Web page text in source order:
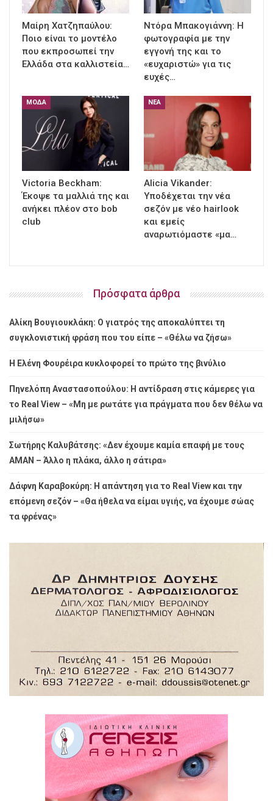
Μαίρη Χατζηπαύλου:
Ποιο είναι το μοντέλο
που εκπροσωπεί την
Ελλάδα στα καλλιστεία…
Ντόρα Μπακογιάννη: Η
φωτογραφία με την
εγγονή της και το
«ευχαριστώ» για τις
ευχές…
ΜΌΔΑ
Victoria Beckham:
Έκοψε τα μαλλιά της και
ανήκει πλέον στο bob
club
ΝΈΑ
Alicia Vikander:
Υποδέχεται την νέα
σεζόν με νέο hairlook
και εμείς
αναρωτιόμαστε «μα…
Πρόσφατα άρθρα
Αλίκη Βουγιουκλάκη: Ο γιατρός της αποκαλύπτει τη
συγκλονιστική φράση που του είπε – «Θέλω να ζήσω»
Η Ελένη Φουρέιρα κυκλοφορεί το πρώτο της βινύλιο
Πηνελόπη Αναστασοπούλου: Η αντίδραση στις κάμερες για
το Real View – «Μη με ρωτάτε για πράγματα που δεν θέλω να
μιλήσω»
Σωτήρης Καλυβάτσης: «Δεν έχουμε καμία επαφή με τους
ΑΜΑΝ – Άλλο η πλάκα, άλλο η σάτιρα»
Δάφνη Καραβοκύρη: Η απάντηση για το Real View και την
επόμενη σεζόν – «Θα ήθελα να είμαι υγιής, να έχουμε σώας
τα φρένας»